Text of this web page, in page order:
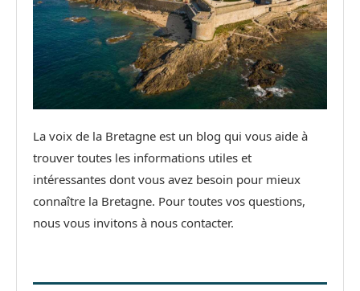
La voix de la Bretagne est un blog qui vous aide à
trouver toutes les informations utiles et
intéressantes dont vous avez besoin pour mieux
connaître la Bretagne. Pour toutes vos questions,
nous vous invitons à nous contacter.